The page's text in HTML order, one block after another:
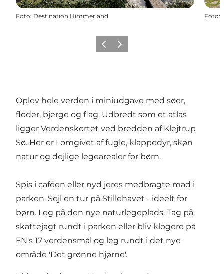
Foto: Destination Himmerland Foto:
Forrige billede
Næste billede
Oplev hele verden i miniudgave med søer,
floder, bjerge og flag. Udbredt som et atlas
ligger Verdenskortet ved bredden af Klejtrup
Sø. Her er I omgivet af fugle, klappedyr, skøn
natur og dejlige legearealer for børn.
Spis i caféen eller nyd jeres medbragte mad i
parken. Sejl en tur på Stillehavet - ideelt for
børn. Leg på den nye naturlegeplads. Tag på
skattejagt rundt i parken eller bliv klogere på
FN's 17 verdensmål og leg rundt i det nye
område 'Det grønne hjørne'.